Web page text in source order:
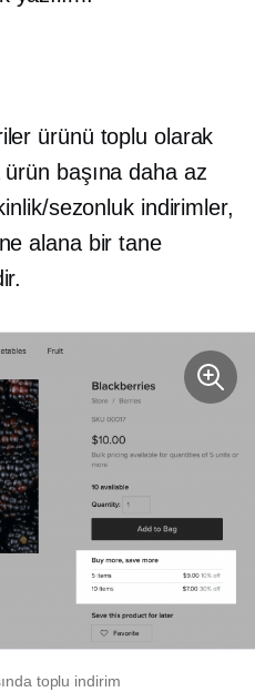
ürünü toplu olarak
başına daha az
sezonluk indirimler,
alana bir tane
toplu indirim